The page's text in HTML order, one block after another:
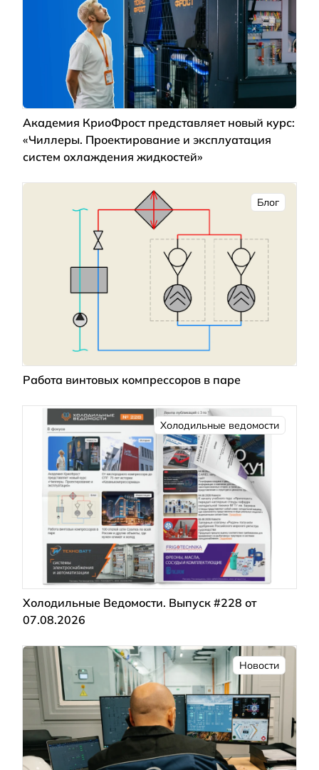
Академия КриоФрост представляет новый курс:
«Чиллеры. Проектирование и эксплуатация
систем охлаждения жидкостей»
Блог
Работа винтовых компрессоров в паре
Холодильные ведомости
Холодильные Ведомости. Выпуск #228 от
07.08.2026
Новости